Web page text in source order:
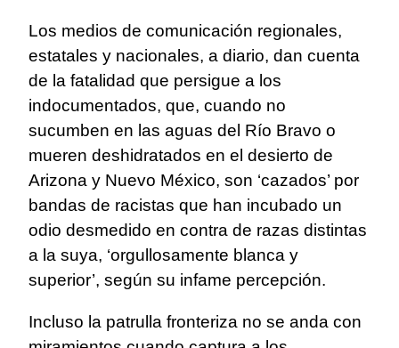
Los medios de comunicación regionales,
estatales y nacionales, a diario, dan cuenta
de la fatalidad que persigue a los
indocumentados, que, cuando no
sucumben en las aguas del Río Bravo o
mueren deshidratados en el desierto de
Arizona y Nuevo México, son ‘cazados’ por
bandas de racistas que han incubado un
odio desmedido en contra de razas distintas
a la suya, ‘orgullosamente blanca y
superior’, según su infame percepción.
Incluso la patrulla fronteriza no se anda con